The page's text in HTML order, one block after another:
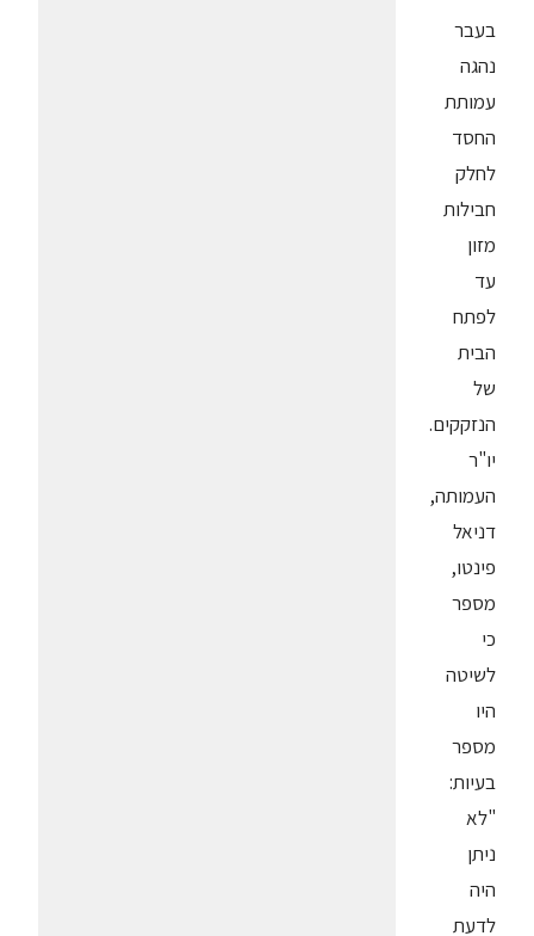
בעבר
נהגה
עמותת
החסד
לחלק
חבילות
מזון
עד
לפתח
הבית
של
הנזקקים.
יו"ר
העמותה,
דניאל
פינטו,
מספר
כי
לשיטה
היו
מספר
בעיות:
"לא
ניתן
היה
לדעת